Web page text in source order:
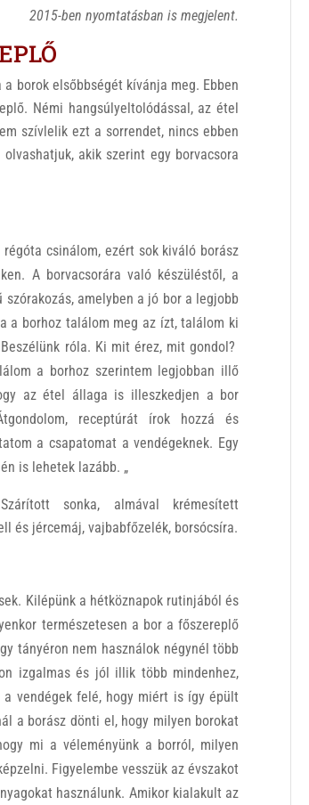
2015-ben nyomtatásban is megjelent.
borok elsőbbségét kívánja meg. Ebben
Némi hangsúlyeltolódással, az étel
szívlelik ezt a sorrendet, nincs ebben
akik szerint egy borvacsora
csinálom, ezért sok kiváló borász
A borvacsorára való készüléstől, a
amelyben a jó bor a legjobb
a borhoz találom meg az ízt, találom ki
róla. Ki mit érez, mit gondol?
a borhoz szerintem legjobban illő
az étel állaga is illeszkedjen a bor
receptúrát írok hozzá és
a csapatomat a vendégeknek. Egy
is lehetek lazább. „
sonka, almával krémesített
és jércemáj, vajbabfőzelék, borsócsíra.
Kilépünk a hétköznapok rutinjából és
természetesen a bor a főszereplő
tányéron nem használok négynél több
izgalmas és jól illik több mindenhez,
vendégek felé, hogy miért is így épült
a borász dönti el, hogy milyen borokat
mi a véleményünk a borról, milyen
Figyelembe vesszük az évszakot
használunk. Amikor kialakult az